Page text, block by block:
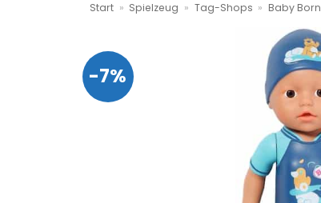
Start » Spielzeug » Tag-Shops » Baby Born
-7%